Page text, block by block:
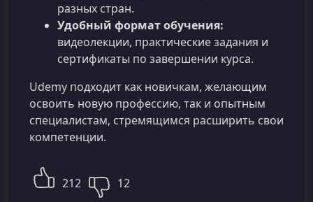
разных стран.
Удобный формат обучения:
видеолекции, практические задания и
сертификаты по завершении курса.
Udemy подходит как новичкам, желающим
освоить новую профессию, так и опытным
специалистам, стремящимся расширить свои
компетенции.
212 12